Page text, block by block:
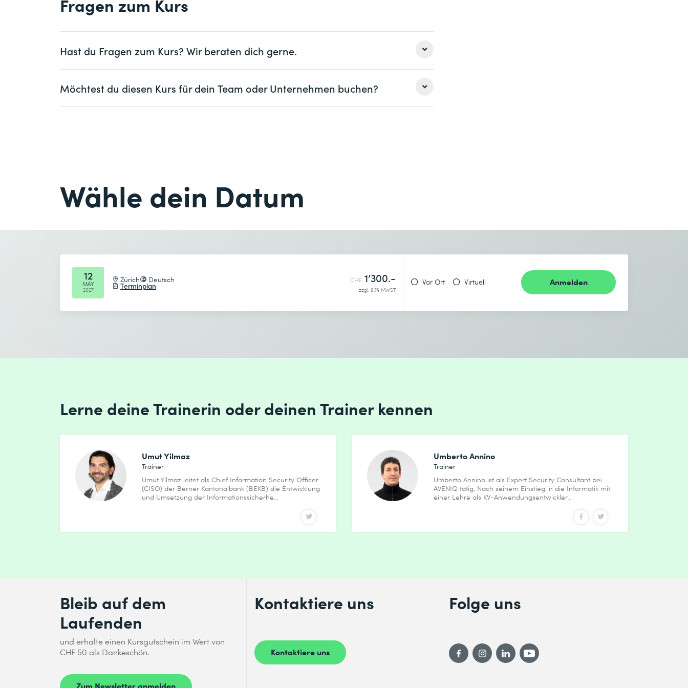
Information Security Manager mit eidg. Dipl.
Fragen zum Kurs
Hast du Fragen zum Kurs? Wir beraten dich gerne.
Vorname * Nachname *
Ich habe dieDatenschutzbestimmungenzur Kenntnis genommen.
Möchtest du diesen Kurs für dein Team oder Unternehmen buchen?
E-Mail * Telefon *
Gewünschtes Startdatum (DD.MM.YYYY) *
Absenden
Wähle dein Datum
12
MAY
2027
Zürich Deutsch
Terminplan
CHF 1’300.-
zzgl. 8.1% MWST
Vor Ort Virtuell Anmelden
Lerne deine Trainerin oder deinen Trainer kennen
Umut Yilmaz
Trainer
Umut Yilmaz leitet als Chief Information Security Officer
(CISO) der Berner Kantonalbank (BEKB) die Entwicklung
und Umsetzung der Informationssicherhe...
Umberto Annino
Trainer
Umberto Annino ist als Expert Security Consultant bei
AVENIQ tätig. Nach seinem Einstieg in die Informatik mit
einer Lehre als KV-Anwendungsentwickler...
Bleib auf dem
Laufenden
und erhalte einen Kursgutschein im Wert von
CHF 50 als Dankeschön.
Zum Newsletter anmelden
Kontaktiere uns
Kontaktiere uns
Folge uns